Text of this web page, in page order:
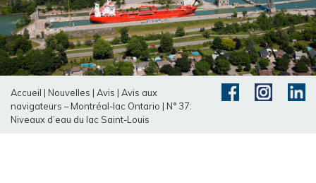
Accueil | Nouvelles | Avis | Avis aux
navigateurs – Montréal-lac Ontario | N° 37:
Niveaux d’eau du lac Saint-Louis